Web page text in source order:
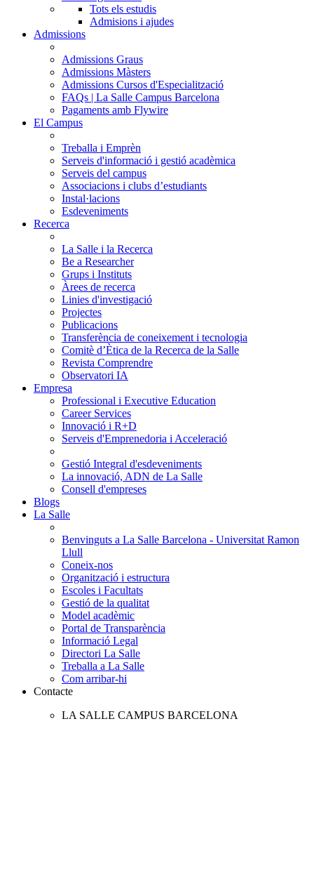
Tots els estudis
Admisions i ajudes
Admissions
Admissions Graus
Admissions Màsters
Admissions Cursos d'Especialització
FAQs | La Salle Campus Barcelona
Pagaments amb Flywire
El Campus
Treballa i Emprèn
Serveis d'informació i gestió acadèmica
Serveis del campus
Associacions i clubs d’estudiants
Instal·lacions
Esdeveniments
Recerca
La Salle i la Recerca
Be a Researcher
Grups i Instituts
Àrees de recerca
Linies d'investigació
Projectes
Publicacions
Transferència de coneixement i tecnologia
Comitè d’Ètica de la Recerca de la Salle
Revista Comprendre
Observatori IA
Empresa
Professional i Executive Education
Career Services
Innovació i R+D
Serveis d'Emprenedoria i Acceleració
Gestió Integral d'esdeveniments
La innovació, ADN de La Salle
Consell d'empreses
Blogs
La Salle
Benvinguts a La Salle Barcelona - Universitat Ramon
Llull
Coneix-nos
Organització i estructura
Escoles i Facultats
Gestió de la qualitat
Model acadèmic
Portal de Transparència
Informació Legal
Directori La Salle
Treballa a La Salle
Com arribar-hi
Contacte
LA SALLE CAMPUS BARCELONA